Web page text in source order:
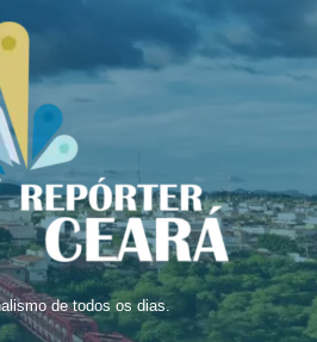
de todos os dias.